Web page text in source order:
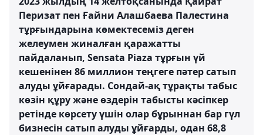
Перизат пен Ғайни Алашбаева Палестина
тұрғындарына көмектесеміз деген
желеумен жиналған қаражатты
пайдаланып, Sensata Piaza тұрғын үй
кешенінен 86 миллион теңгеге пәтер сатып
алуды ұйғарады. Сондай-ақ тұрақты табыс
көзін құру және өздерін табысты кәсіпкер
ретінде көрсету үшін олар бұрыннан бар гүл
бизнесін сатып алуды ұйғарды, одан 68,8